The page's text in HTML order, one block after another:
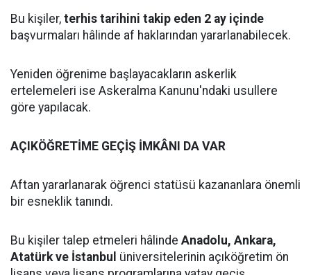
Bu kişiler, terhis tarihini takip eden 2 ay içinde
başvurmaları hâlinde af haklarından yararlanabilecek.
Yeniden öğrenime başlayacakların askerlik
ertelemeleri ise Askeralma Kanunu'ndaki usullere
göre yapılacak.
AÇIKÖĞRETİME GEÇİŞ İMKÂNI DA VAR
Aftan yararlanarak öğrenci statüsü kazananlara önemli
bir esneklik tanındı.
Bu kişiler talep etmeleri hâlinde Anadolu, Ankara,
Atatürk ve İstanbul üniversitelerinin açıköğretim ön